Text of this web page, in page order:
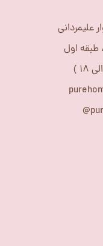
علیمردانی
طبقه اول